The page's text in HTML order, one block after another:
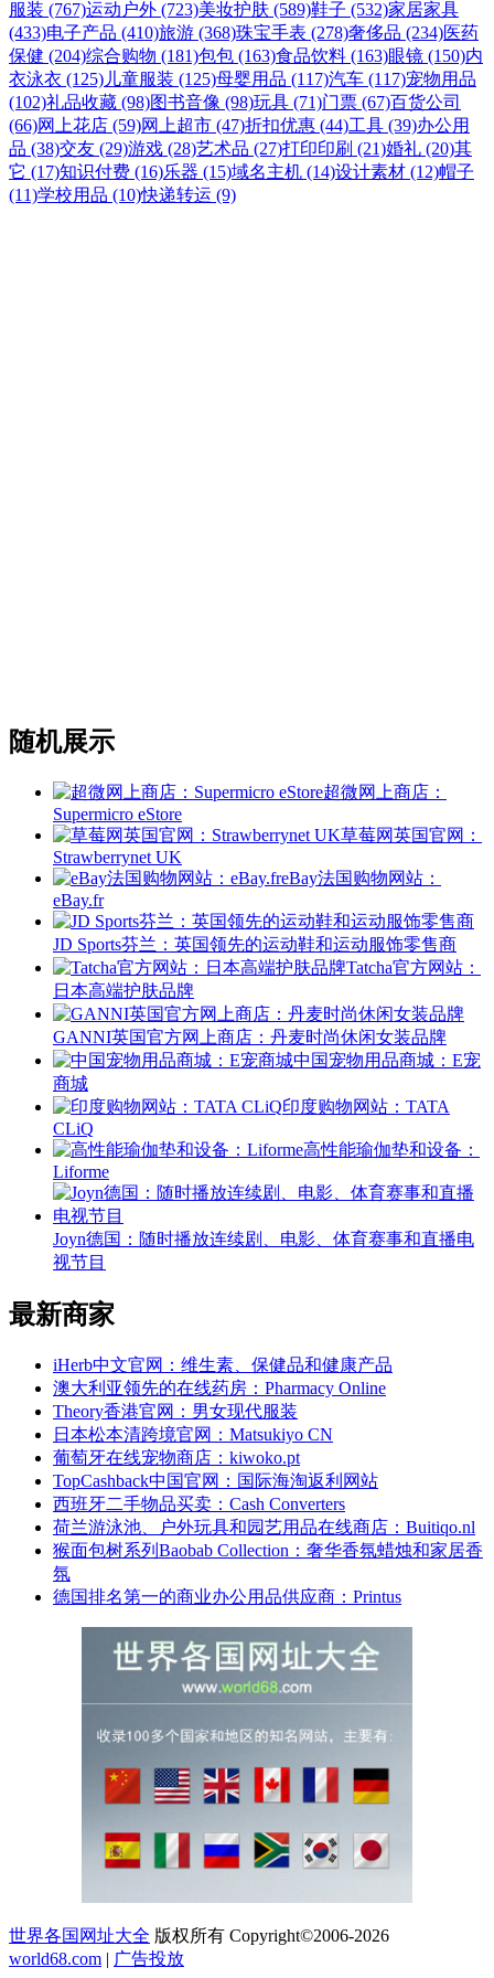
服装 (767)运动户外 (723)美妆护肤 (589)鞋子 (532)家居家具
(433)电子产品 (410)旅游 (368)珠宝手表 (278)奢侈品 (234)医药
保健 (204)综合购物 (181)包包 (163)食品饮料 (163)眼镜 (150)内
衣泳衣 (125) 儿童服装 (125)母婴用品 (117)汽车 (117)宠物用品
(102)礼品收藏 (98)图书音像 (98)玩具 (71)门票 (67)百货公司
(66)网上花店 (59)网上超市 (47)折扣优惠 (44)工具 (39)办公用
品 (38)交友 (29)游戏 (28)艺术品 (27)打印印刷 (21)婚礼 (20)其
它 (17)知识付费 (16)乐器 (15)域名主机 (14)设计素材 (12)帽子
(11)学校用品 (10)快递转运 (9)
随机展示
超微网上商店：
Supermicro eStore
草莓网英国官网：
Strawberrynet UK
eBay法国购物网站：
eBay.fr
JD Sports芬兰：英国领先的运动鞋和运动服饰零售商
Tatcha官方网站：
日本高端护肤品牌
GANNI英国官方网上商店：丹麦时尚休闲女装品牌
中国宠物用品商城：E宠
商城
印度购物网站：TATA
CLiQ
高性能瑜伽垫和设备：
Liforme
Joyn德国：随时播放连续剧、电影、体育赛事和直播电
视节目
最新商家
iHerb中文官网：维生素、保健品和健康产品
澳大利亚领先的在线药房：Pharmacy Online
Theory香港官网：男女现代服装
日本松本清跨境官网：Matsukiyo CN
葡萄牙在线宠物商店：kiwoko.pt
TopCashback中国官网：国际海淘返利网站
西班牙二手物品买卖：Cash Converters
荷兰游泳池、户外玩具和园艺用品在线商店：Buitiqo.nl
猴面包树系列Baobab Collection：奢华香氛蜡烛和家居香
氛
德国排名第一的商业办公用品供应商：Printus
世界各国网址大全 版权所有 Copyright©2006-2026
world68.com | 广告投放